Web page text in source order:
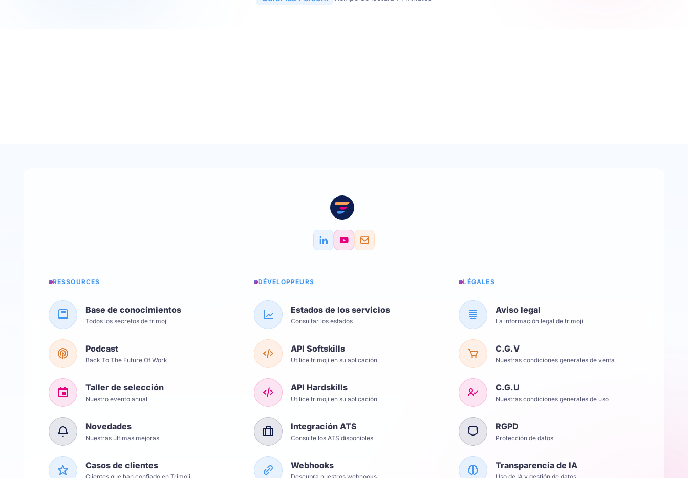
RESSOURCES
Base de conocimientos
Todos los secretos de trimoji
Podcast
Back To The Future Of Work
Taller de selección
Nuestro evento anual
Novedades
Nuestras últimas mejoras
Casos de clientes
DÉVELOPPEURS
Estados de los servicios
Consultar los estados
API Softskills
Utilice trimoji en su aplicación
API Hardskills
Utilice trimoji en su aplicación
Integración ATS
Consulte los ATS disponibles
Webhooks
LÉGALES
Aviso legal
La información legal de trimoji
C.G.V
Nuestras condiciones generales de venta
C.G.U
Nuestras condiciones generales de uso
RGPD
Protección de datos
Transparencia de IA